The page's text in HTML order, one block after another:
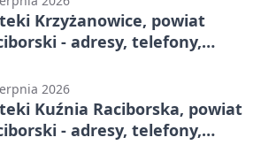
Krzyżanowice, powiat
- adresy, telefony,
2026
Kuźnia Raciborska, powiat
- adresy, telefony,